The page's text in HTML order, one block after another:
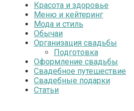
Красота и здоровье
Меню и кейтеринг
Мода и стиль
Обычаи
Организация свадьбы
Подготовка
Оформление свадьбы
Свадебное путешествие
Свадебные подарки
Статьи